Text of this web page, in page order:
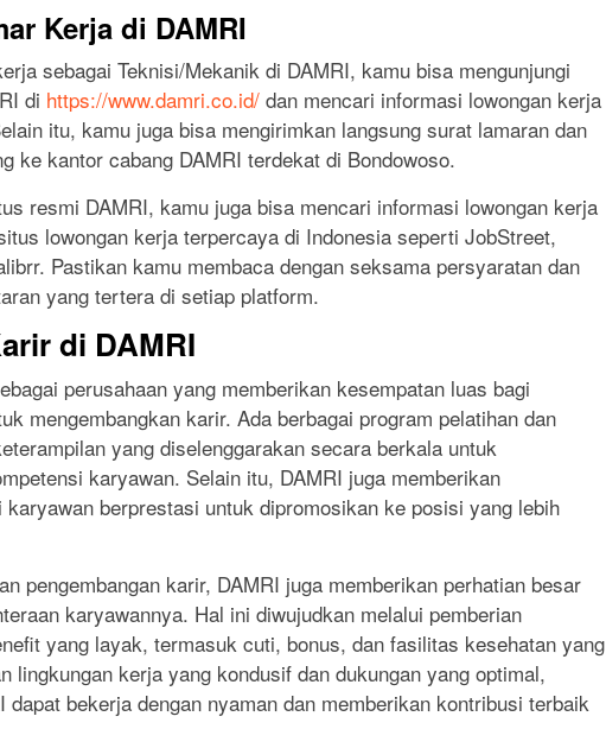
Kerja di DAMRI
sebagai Teknisi/Mekanik di DAMRI, kamu bisa mengunjungi
di https://www.damri.co.id/ dan mencari informasi lowongan kerja
itu, kamu juga bisa mengirimkan langsung surat lamaran dan
ke kantor cabang DAMRI terdekat di Bondowoso.
resmi DAMRI, kamu juga bisa mencari informasi lowongan kerja
lowongan kerja terpercaya di Indonesia seperti JobStreet,
Pastikan kamu membaca dengan seksama persyaratan dan
yang tertera di setiap platform.
di DAMRI
perusahaan yang memberikan kesempatan luas bagi
mengembangkan karir. Ada berbagai program pelatihan dan
yang diselenggarakan secara berkala untuk
karyawan. Selain itu, DAMRI juga memberikan
karyawan berprestasi untuk dipromosikan ke posisi yang lebih
pengembangan karir, DAMRI juga memberikan perhatian besar
karyawannya. Hal ini diwujudkan melalui pemberian
yang layak, termasuk cuti, bonus, dan fasilitas kesehatan yang
lingkungan kerja yang kondusif dan dukungan yang optimal,
dapat bekerja dengan nyaman dan memberikan kontribusi terbaik